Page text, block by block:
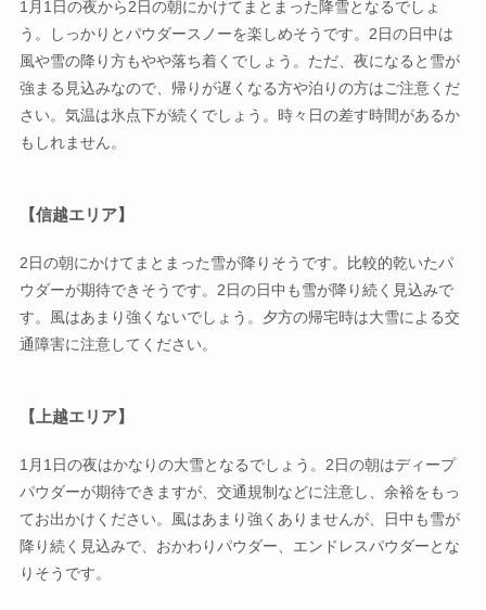
1月1日の夜から2日の朝にかけてまとまった降雪となるでしょ
う。しっかりとパウダースノーを楽しめそうです。2日の日中は
風や雪の降り方もやや落ち着くでしょう。ただ、夜になると雪が
強まる見込みなので、帰りが遅くなる方や泊りの方はご注意くだ
さい。気温は氷点下が続くでしょう。時々日の差す時間があるか
もしれません。
【信越エリア】
2日の朝にかけてまとまった雪が降りそうです。比較的乾いたパ
ウダーが期待できそうです。2日の日中も雪が降り続く見込みで
す。風はあまり強くないでしょう。夕方の帰宅時は大雪による交
通障害に注意してください。
【上越エリア】
1月1日の夜はかなりの大雪となるでしょう。2日の朝はディープ
パウダーが期待できますが、交通規制などに注意し、余裕をもっ
てお出かけください。風はあまり強くありませんが、日中も雪が
降り続く見込みで、おかわりパウダー、エンドレスパウダーとな
りそうです。